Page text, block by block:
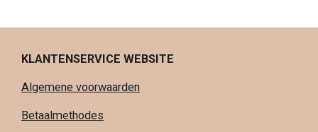
KLANTENSERVICE WEBSITE
Algemene voorwaarden
Betaalmethodes